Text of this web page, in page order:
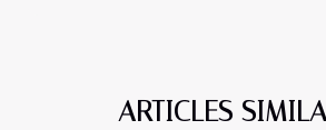
ARTICLES